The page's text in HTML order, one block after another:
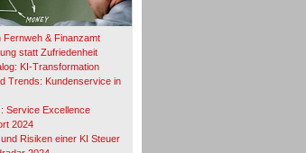
Fernweh & Finanzamt
statt Zufriedenheit
KI-Transformation
Trends: Kundenservice in
Service Excellence
2024
Risiken einer KI Steuer